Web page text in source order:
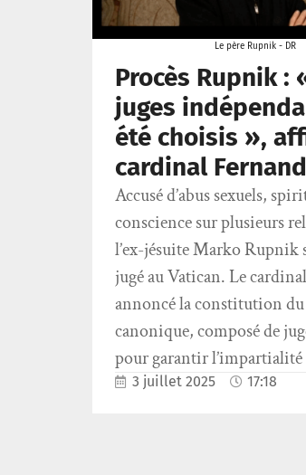
Le père Rupnik - DR
Procès Rupnik :
juges
été choisis »,
cardinal
Accusé d’abus sexuels,
conscience sur plusieurs
l’ex-jésuite Marko Rupnik
jugé au Vatican. Le
annoncé la constitution
canonique, composé de
pour garantir l’impartialité
3 juillet 2025 17:18